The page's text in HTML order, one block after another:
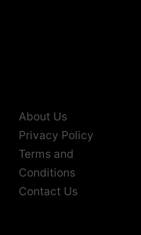
About Us
Privacy Policy
Terms and
Conditions
Contact Us